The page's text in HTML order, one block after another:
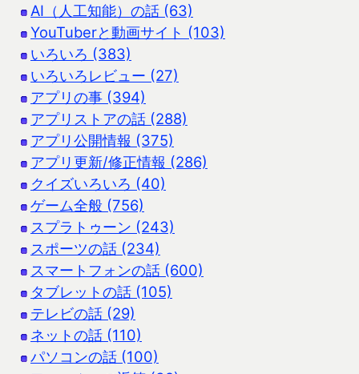
AI（人工知能）の話 (63)
YouTuberと動画サイト (103)
いろいろ (383)
いろいろレビュー (27)
アプリの事 (394)
アプリストアの話 (288)
アプリ公開情報 (375)
アプリ更新/修正情報 (286)
クイズいろいろ (40)
ゲーム全般 (756)
スプラトゥーン (243)
スポーツの話 (234)
スマートフォンの話 (600)
タブレットの話 (105)
テレビの話 (29)
ネットの話 (110)
パソコンの話 (100)